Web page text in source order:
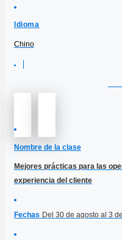
Idioma
Chino
Nombre de la clase
Mejores prácticas para las
experiencia del cliente
Fechas Del 30 de agosto al 3